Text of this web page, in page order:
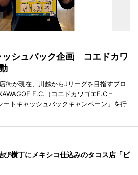
ッシュバック企画 コエドカワ
街が現在、川越からJリーグを目指すプロ
F.C.（コエドカワゴエF.C＝
ートキャッシュバックキャンペーン」を行
び横丁にメキシコ仕込みのタコス店「ビ